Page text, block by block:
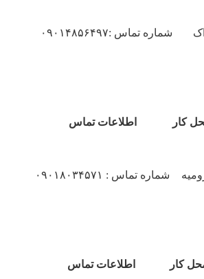
شماره تماس :۰۹۰۱۴۸۵۶۴۹۷
کار اطلاعات تماس
شماره تماس : ۰۹۰۱۸۰۳۴۵۷۱
کار اطلاعات تماس